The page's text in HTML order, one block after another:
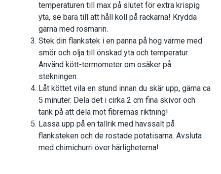
temperaturen till max på slutet för extra krispig
yta, se bara till att håll koll på rackarna! Krydda
gärna med rosmarin.
Stek din flankstek i en panna på hög värme med
smör och olja till önskad yta och temperatur.
Använd kött-termometer om osäker på
stekningen.
Låt köttet vila en stund innan du skär upp, gärna ca
5 minuter. Dela det i cirka 2 cm fina skivor och
tänk på att dela mot fibrernas riktning!
Lassa upp på en tallrik med havssalt på
flanksteken och de rostade potatisarna. Avsluta
med chimichurri över härligheterna!